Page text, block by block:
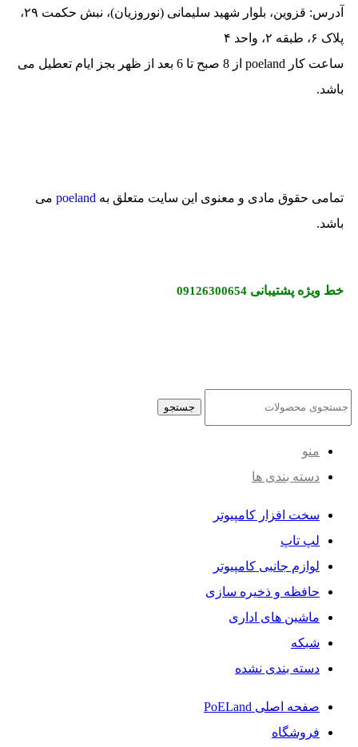
آدرس: قزوین، بلوار شهید سلیمانی (نوروزیان)، نبش حکمت ۲۹،
ساعت کار poeland از 8 صبح تا 6 بعد از ظهر بجز ایام تعطیل می
حقوق مادی و معنوی این سایت متعلق بهpoelandمی
ویژه پشتیبانی 09126300654
جستجو
منو
دسته بندی ها
سخت افزار کامپیوتر
لپ تاپ
لوازم جانبی کامپیوتر
حافظه و ذخیره سازی
ماشین های اداری
شبکه
دسته بندی نشده
صفحه اصلی PoELand
فروشگاه